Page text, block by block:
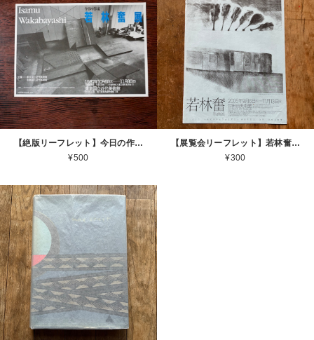
【絶版リーフレット】今日の作家 若林奮展 1987 東京国立近代美術館 Isamu Wakabayashi [310194296]
¥500
【展覧会リーフレット】若林奮 Isamu Wakabayashi 2005.9.6 ー 11.13 世田谷美術館 2005 [310194527]
¥300